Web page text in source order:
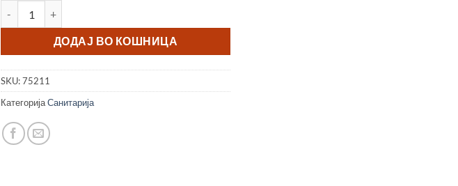
ДОДАЈ ВО КОШНИЦА
SKU:75211
КатегоријаСанитарија